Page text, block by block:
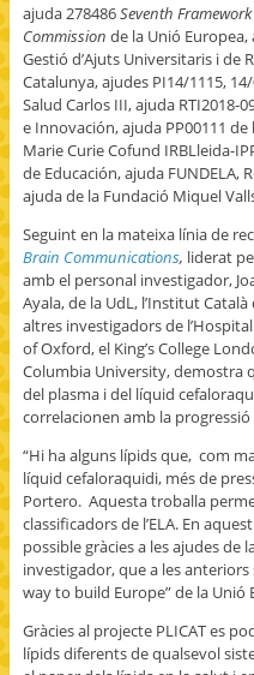
ajuda 278486Seventh
Commission de la Unió Europea,
Gestió d’Ajuts Universitaris i de
Catalunya, ajudes PI14/1115,
Salud Carlos III, ajuda RTI2018-
e Innovación, ajuda PP00111
Marie Curie Cofund IRBLleida-
de Educación, ajuda FUNDELA,
ajuda de la Fundació Miquel
Seguint en la mateixa línia de
Brain Communications, liderat
amb el personal investigador,
Ayala, de la UdL, l’Institut Català
altres investigadors de
of Oxford, el King’s College
Columbia University, demostra
del plasma i del líquid
correlacionen amb la
“Hi ha alguns lípids que, com
líquid cefaloraquidi, més de
Portero. Aquesta troballa
classificadors de l’ELA. En
possible gràcies a les ajudes de
investigador, que a les anteriors
way to build Europe” de la Unió
Gràcies al projecte PLICAT es
lípids diferents de qualsevol